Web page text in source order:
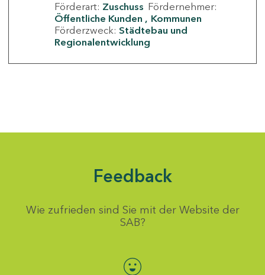
Förderart: Zuschuss Fördernehmer:
Öffentliche Kunden
Kommunen
Förderzweck: Städtebau und
Regionalentwicklung
Feedback
Wie zufrieden sind Sie mit der Website der
SAB?
Bewertung auswählen